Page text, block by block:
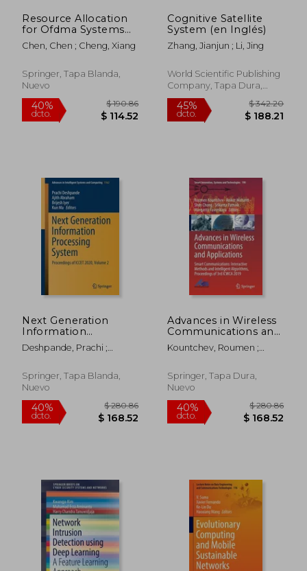
45%
dcto. $ 161.59
45%
dcto.
40%
dcto.
$ 305.89
$ 183.53
40%
dcto.
Resource Allocation
for Ofdma Systems
(en Inglés)
Chen, Chen ; Cheng, Xiang
Springer, Tapa Blanda,
Nuevo
Cognitive Satellite
System (en Inglés)
Zhang, Jianjun ; Li, Jing
World Scientific Publishing
Company, Tapa Dura,
Nuevo
Next Generation
Information
Processing System:
Proceedings of Iccet
Inglés)
Deshpande, Prachi ;
Brijesh
Springer, Tapa Blanda,
Nuevo
Advances in Wireless
Communications and
Applications: Smart
Communications:
and Intelligent
Algorithms,
Icwca 2 (en Inglés)
Kountchev, Roumen ;
Shen
Springer, Tapa Dura,
Nuevo